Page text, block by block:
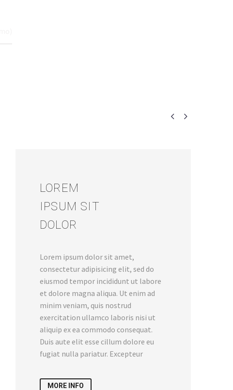
 
LOREM
IPSUM SIT
DOLOR
Lorem ipsum dolor sit amet,
consectetur adipisicing elit, sed do
eiusmod tempor incididunt ut labore
et dolore magna aliqua. Ut enim ad
minim veniam, quis nostrud
exercitation ullamco laboris nisi ut
aliquip ex ea commodo consequat.
Duis aute elit esse cillum dolore eu
fugiat nulla pariatur. Excepteur
MORE INFO